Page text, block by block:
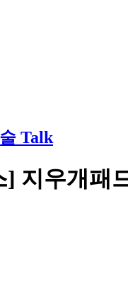
Talk
] 지우개패